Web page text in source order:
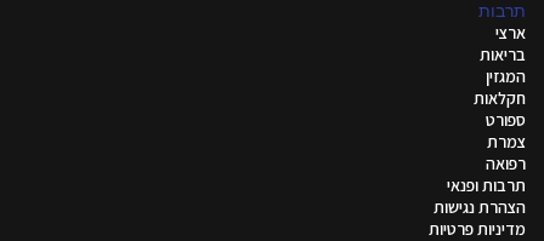
תרבות
ארצי
בריאות
המגזין
חקלאות
ספורט
צמרת
רפואה
תרבות ופנאי
הצהרת נגישות
מדיניות פרטיות